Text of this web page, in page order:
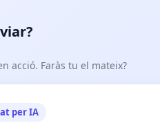
acció. Faràs tu el mateix?
per IA